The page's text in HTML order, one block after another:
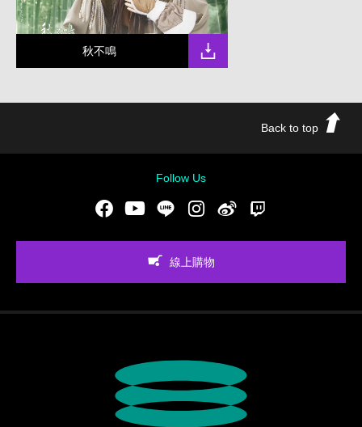
秋不鳴
Back to top
Follow Us
FacebookYoutubeLINE Instgram新浪微博
線上購物